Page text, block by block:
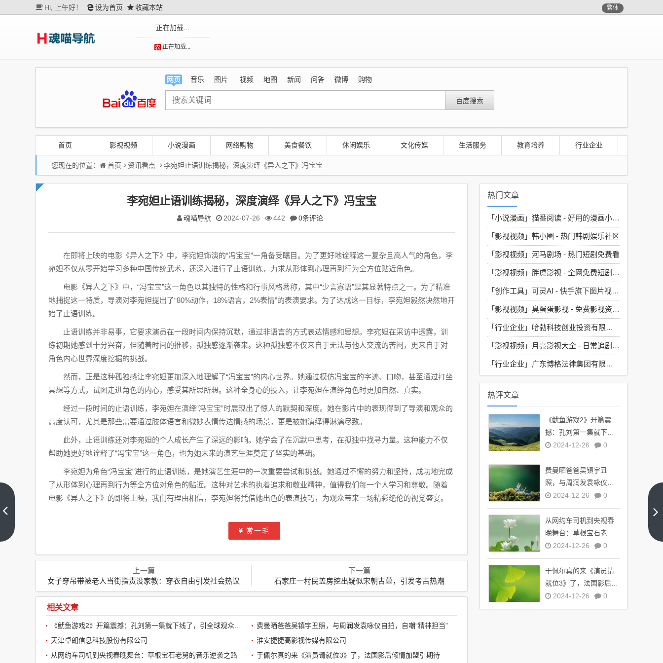
Hi, 上午好！ 设为首页 收藏本站 繁体
正在加载...
正在加载...
网页 音乐 图片 视频 地图 新闻 问答 微博 购物
首页 影视视频 小说漫画 网络购物 美食餐饮 休闲娱乐 文化传媒 生活服务 教育培养 行业企业
您现在的位置： 首页 资讯看点 李宛妲止语训练揭秘，深度演绎《异人之下》冯宝宝
李宛妲止语训练揭秘，深度演绎《异人之下》冯宝宝
魂喵导航 2024-07-26 442 0条评论
在即将上映的电影《异人之下》中，李宛妲饰演的“冯宝宝”一角备受瞩目。为了更好地诠释这一复杂且高人气的角色，李
宛妲不仅从零开始学习多种中国传统武术，还深入进行了止语训练，力求从形体到心理再到行为全方位贴近角色。
电影《异人之下》中，“冯宝宝”这一角色以其独特的性格和行事风格著称，其中“少言寡语”是其显著特点之一。为了精准
地捕捉这一特质，导演对李宛妲提出了“80%动作，18%语言，2%表情”的表演要求。为了达成这一目标，李宛妲毅然决然地开
始了止语训练。
止语训练并非易事，它要求演员在一段时间内保持沉默，通过非语言的方式表达情感和思想。李宛妲在采访中透露，训
练初期她感到十分兴奋，但随着时间的推移，孤独感逐渐袭来。这种孤独感不仅来自于无法与他人交流的苦闷，更来自于对
角色内心世界深度挖掘的挑战。
然而，正是这种孤独感让李宛妲更加深入地理解了“冯宝宝”的内心世界。她通过模仿冯宝宝的字迹、口吻，甚至通过打坐
冥想等方式，试图走进角色的内心，感受其所思所想。这种全身心的投入，让李宛妲在演绎角色时更加自然、真实。
经过一段时间的止语训练，李宛妲在演绎“冯宝宝”时展现出了惊人的默契和深度。她在影片中的表现得到了导演和观众的
高度认可，尤其是那些需要通过肢体语言和微妙表情传达情感的场景，更是被她演绎得淋漓尽致。
此外，止语训练还对李宛妲的个人成长产生了深远的影响。她学会了在沉默中思考，在孤独中找寻力量。这种能力不仅
帮助她更好地诠释了“冯宝宝”这一角色，也为她未来的演艺生涯奠定了坚实的基础。
李宛妲为角色“冯宝宝”进行的止语训练，是她演艺生涯中的一次重要尝试和挑战。她通过不懈的努力和坚持，成功地完成
了从形体到心理再到行为等全方位对角色的贴近。这种对艺术的执着追求和敬业精神，值得我们每一个人学习和尊敬。随着
电影《异人之下》的即将上映，我们有理由相信，李宛妲将凭借她出色的表演技巧，为观众带来一场精彩绝伦的视觉盛宴。
赏一毛
上一篇
女子穿吊带被老人当街指责没家教：穿衣自由引发社会热议
下一篇
石家庄一村民盖房挖出疑似宋朝古墓，引发考古热潮
没家
自由
热潮
相关文章
费曼晒爸爸吴镇宇丑照，与周润发袁咏仪自拍，自嘲“精神担当”
天津卓朗信息科技股份有限公司
淮安捷捷高影视传媒有限公司
从网约车司机到央视春晚舞台：草根宝石老舅的音乐逆袭之路
于佩尔真的来《演员请就位3》了，法国影后倾情加盟引期待
热门文章
「小说漫画」 猫番阅读 - 好用的漫画小说神器
「影视视频」 韩小圈 - 热门韩剧娱乐社区
「影视视频」 河马剧场 - 热门短剧免费看
「影视视频」 胖虎影视 - 全网免费短剧大全
「创作工具」 可灵AI - 快手旗下图片视频生成工具
「影视视频」 臭蛋蛋影视 - 免费影视资源汇聚地
「行业企业」 哈勃科技创业投资有限公司
「影视视频」 月亮影视大全 - 日常追剧必备的神器
「行业企业」 广东博格法律集团有限公司
热评文章
《鱿鱼游戏2》开篇震
撼：孔刘第一集就下线
了，引全球观众热议
2024-12-26 0
费曼晒爸爸吴镇宇丑
照，与周润发袁咏仪自
拍，自嘲“精神担当”
2024-12-26 0
从网约车司机到央视春
晚舞台：草根宝石老舅
的音乐逆袭之路
2024-12-26 0
于佩尔真的来《演员请
就位3》了，法国影后倾
情加盟引期待
2024-12-26 0